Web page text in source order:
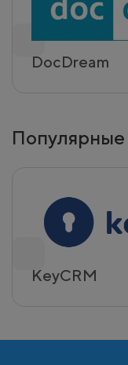
DocDream
Популярные
KeyCRM